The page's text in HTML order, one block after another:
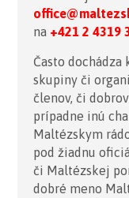
na +421 2 4319
Často dochádza
skupiny či
členov, či
prípadne inú
Maltézskym
pod žiadnu
či Maltézskej
dobré meno